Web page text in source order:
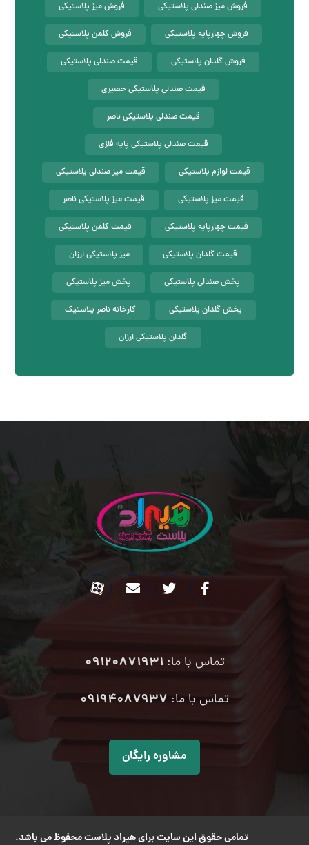
فروش میز صندلی پلاستیکی فروش میز پلاستیکی
فروش چهارپایه پلاستیکی فروش کلمن پلاستیکی
فروش گلدان پلاستیکی قیمت صندلی پلاستیکی
قیمت صندلی پلاستیکی حصیری
قیمت صندلی پلاستیکی ناصر
قیمت صندلی پلاستیکی پایه فلزی
قیمت لوازم پلاستیکی قیمت میز صندلی پلاستیکی
قیمت میز پلاستیکی قیمت میز پلاستیکی ناصر
قیمت چهارپایه پلاستیکی قیمت کلمن پلاستیکی
قیمت گلدان پلاستیکی میز پلاستیکی ارزان
پخش صندلی پلاستیکی پخش میز پلاستیکی
پخش گلدان پلاستیکی کارخانه ناصر پلاستیک
گلدان پلاستیکی ارزان
تماس با ما:09120871931
تماس با ما: ۰۹۱۹۴۰۸۷۹۳۷
مشاوره رایگان
تمامی حقوق این سایت برای هیراد پلاست محفوظ می باشد.